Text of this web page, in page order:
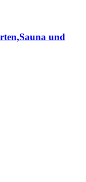
und